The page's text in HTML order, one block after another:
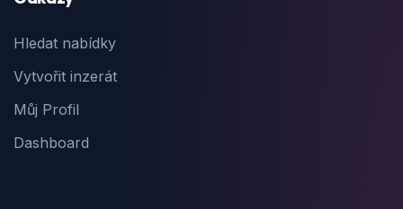
Hledat nabídky
Vytvořit inzerát
Můj Profil
Dashboard